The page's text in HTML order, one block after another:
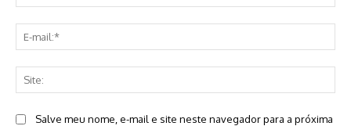
Salve meu nome, e-mail e site neste navegador para a próxima